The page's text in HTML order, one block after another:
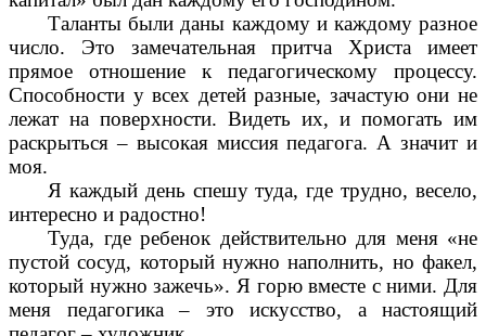
Таланты были даны каждому и каждому разное
число. Это замечательная притча Христа имеет
прямое отношение к педагогическому процессу.
Способности у всех детей разные, зачастую они не
лежат на поверхности. Видеть их, и помогать им
раскрыться – высокая миссия педагога. А значит и
моя.
Я каждый день спешу туда, где трудно, весело,
интересно и радостно!
Туда, где ребенок действительно для меня «не
пустой сосуд, который нужно наполнить, но факел,
который нужно зажечь». Я горю вместе с ними. Для
меня педагогика – это искусство, а настоящий